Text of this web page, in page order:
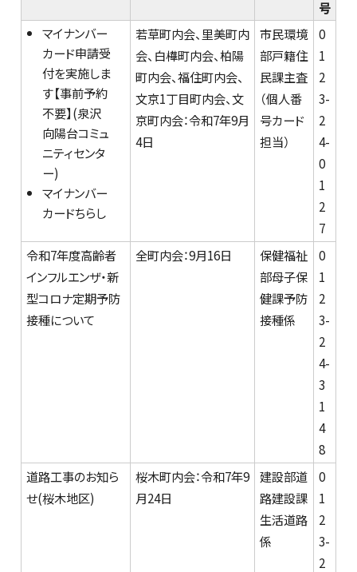
号
マイナンバー
カード申請受
付を実施しま
す【事前予約
不要】(泉沢
向陽台コミュ
ニティセンタ
ー)
マイナンバー
カードちらし
若草町内会、里美町内
会、白樺町内会、柏陽
町内会、福住町内会、
文京1丁目町内会、文
京町内会：令和7年9月
4日
市民環境
部戸籍住
民課主査
（個人番
号カード
担当）
0
1
2
3-
2
4-
0
1
2
7
令和7年度高齢者
インフルエンザ・新
型コロナ定期予防
接種について
全町内会：9月16日
保健福祉
部母子保
健課予防
接種係
0
1
2
3-
2
4-
3
1
4
8
道路工事のお知ら
せ(桜木地区)
桜木町内会：令和7年9
月24日
建設部道
路建設課
生活道路
係
0
1
2
3-
2